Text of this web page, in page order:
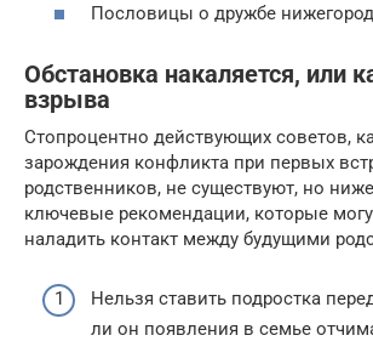
Пословицы о дружбе
Обстановка накаляется, или
взрыва
Стопроцентно действующих советов,
зарождения конфликта при первых
родственников, не существуют, но
ключевые рекомендации, которые
наладить контакт между будущими
Нельзя ставить подростка
ли он появления в семье